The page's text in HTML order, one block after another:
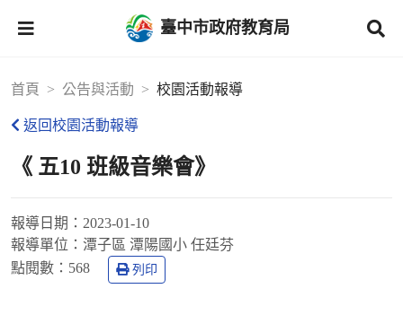
臺中市政府教育局
首頁 公告與活動 校園活動報導
返回校園活動報導
《 五10 班級音樂會》
報導日期： 2023-01-10
報導單位： 潭子區 潭陽國小 任廷芬
點閱數： 568 列印